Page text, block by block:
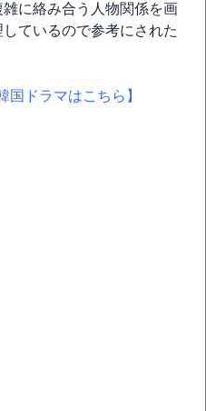
に絡み合う人物関係を画
ているので参考にされた
国ドラマはこちら】